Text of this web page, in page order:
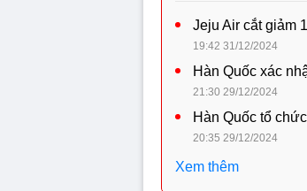
Jeju Air cắt giảm
19:42 31/12/2024
Hàn Quốc xác
21:30 29/12/2024
Hàn Quốc tổ
20:35 29/12/2024
Xem thêm